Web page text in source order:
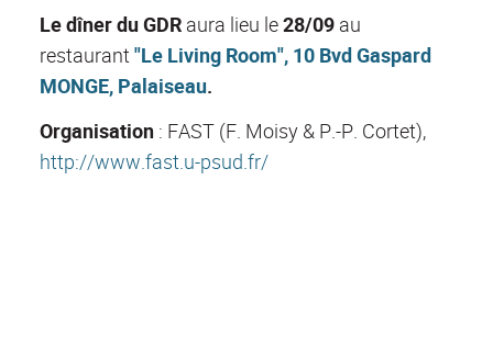
Le dîner du GDR aura lieu le28/09 au
restaurant "Le Living Room", 10 Bvd Gaspard
MONGE, Palaiseau.
Organisation : FAST (F. Moisy & P.-P. Cortet),
http://www.fast.u-psud.fr/